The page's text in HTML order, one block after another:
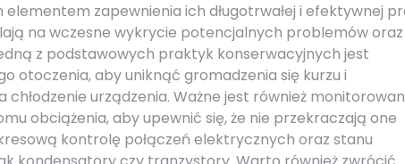
zapewnienia ich długotrwałej i efektywnej
na wczesne wykrycie potencjalnych problemów oraz
z podstawowych praktyk konserwacyjnych jest
otoczenia, aby uniknąć gromadzenia się kurzu i
urządzenia. Ważne jest również
obciążenia, aby upewnić się, że nie przekraczają one
kontrolę połączeń elektrycznych oraz stanu